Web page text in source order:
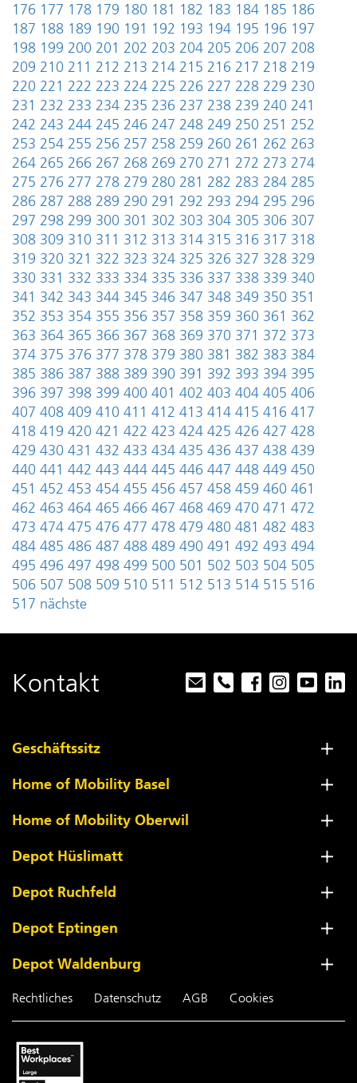
176 177 178 179 180 181 182 183 184 185 186
187 188 189 190 191 192 193 194 195 196 197
198 199 200 201 202 203 204 205 206 207 208
209 210 211 212 213 214 215 216 217 218 219
220 221 222 223 224 225 226 227 228 229 230
231 232 233 234 235 236 237 238 239 240 241
242 243 244 245 246 247 248 249 250 251 252
253 254 255 256 257 258 259 260 261 262 263
264 265 266 267 268 269 270 271 272 273 274
275 276 277 278 279 280 281 282 283 284 285
286 287 288 289 290 291 292 293 294 295 296
297 298 299 300 301 302 303 304 305 306 307
308 309 310 311 312 313 314 315 316 317 318
319 320 321 322 323 324 325 326 327 328 329
330 331 332 333 334 335 336 337 338 339 340
341 342 343 344 345 346 347 348 349 350 351
352 353 354 355 356 357 358 359 360 361 362
363 364 365 366 367 368 369 370 371 372 373
374 375 376 377 378 379 380 381 382 383 384
385 386 387 388 389 390 391 392 393 394 395
396 397 398 399 400 401 402 403 404 405 406
407 408 409 410 411 412 413 414 415 416 417
418 419 420 421 422 423 424 425 426 427 428
429 430 431 432 433 434 435 436 437 438 439
440 441 442 443 444 445 446 447 448 449 450
451 452 453 454 455 456 457 458 459 460 461
462 463 464 465 466 467 468 469 470 471 472
473 474 475 476 477 478 479 480 481 482 483
484 485 486 487 488 489 490 491 492 493 494
495 496 497 498 499 500 501 502 503 504 505
506 507 508 509 510 511 512 513 514 515 516
517 nächste
Kontakt
Geschäftssitz
Home of Mobility Basel
Home of Mobility Oberwil
Depot Hüslimatt
Depot Ruchfeld
Depot Eptingen
Depot Waldenburg
Rechtliches Datenschutz AGB Cookies